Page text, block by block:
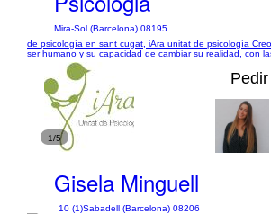
Mira-Sol (Barcelona) 08195
de psicología en sant cugat, iAra unitat de psicología
ser humano y su capacidad de cambiar su realidad, con
1/5
Gisela Minguell
10 (1)Sabadell (Barcelona) 08206